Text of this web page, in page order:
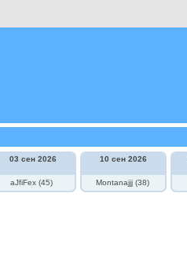
03 сен 2026
aJfiFex (45)
10 сен 2026
Montanajjj (38)